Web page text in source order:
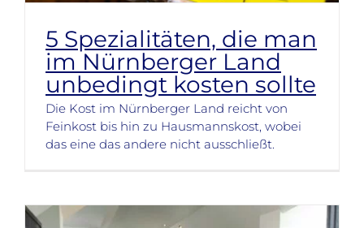
5 Spezialitäten, die man
im Nürnberger Land
unbedingt kosten sollte
Die Kost im Nürnberger Land reicht von
Feinkost bis hin zu Hausmannskost, wobei
das eine das andere nicht ausschließt.